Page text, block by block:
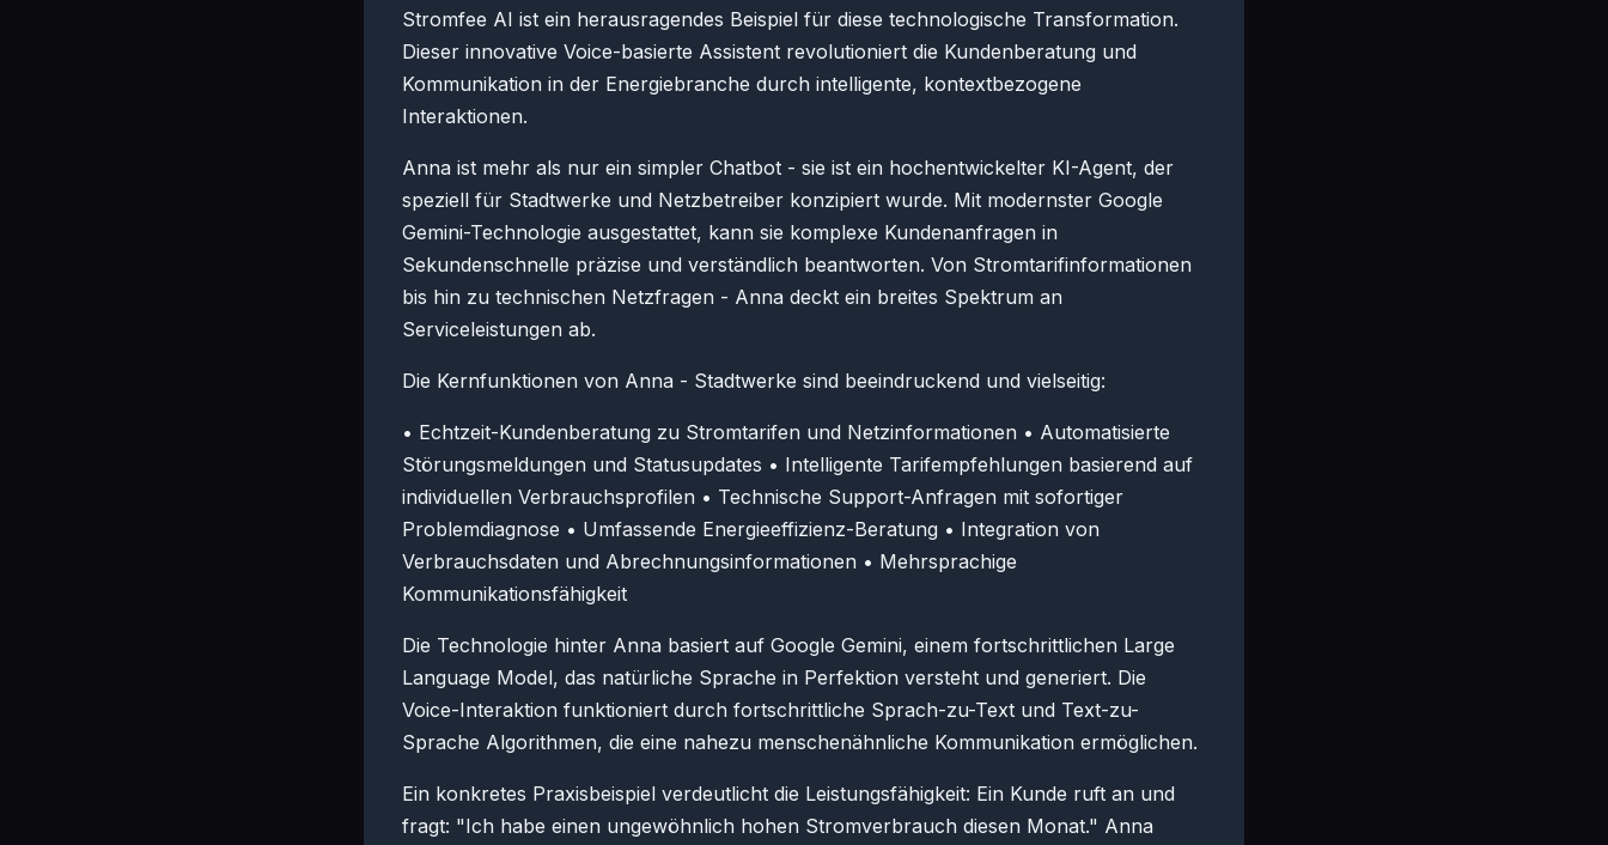
Stromfee AI ist ein herausragendes Beispiel für diese technologische Transformation.
Dieser innovative Voice-basierte Assistent revolutioniert die Kundenberatung und
Kommunikation in der Energiebranche durch intelligente, kontextbezogene
Interaktionen.
Anna ist mehr als nur ein simpler Chatbot - sie ist ein hochentwickelter KI-Agent, der
speziell für Stadtwerke und Netzbetreiber konzipiert wurde. Mit modernster Google
Gemini-Technologie ausgestattet, kann sie komplexe Kundenanfragen in
Sekundenschnelle präzise und verständlich beantworten. Von Stromtarifinformationen
bis hin zu technischen Netzfragen - Anna deckt ein breites Spektrum an
Serviceleistungen ab.
Die Kernfunktionen von Anna - Stadtwerke sind beeindruckend und vielseitig:
• Echtzeit-Kundenberatung zu Stromtarifen und Netzinformationen • Automatisierte
Störungsmeldungen und Statusupdates • Intelligente Tarifempfehlungen basierend auf
individuellen Verbrauchsprofilen • Technische Support-Anfragen mit sofortiger
Problemdiagnose • Umfassende Energieeffizienz-Beratung • Integration von
Verbrauchsdaten und Abrechnungsinformationen • Mehrsprachige
Kommunikationsfähigkeit
Die Technologie hinter Anna basiert auf Google Gemini, einem fortschrittlichen Large
Language Model, das natürliche Sprache in Perfektion versteht und generiert. Die
Voice-Interaktion funktioniert durch fortschrittliche Sprach-zu-Text und Text-zu-
Sprache Algorithmen, die eine nahezu menschenähnliche Kommunikation ermöglichen.
Ein konkretes Praxisbeispiel verdeutlicht die Leistungsfähigkeit: Ein Kunde ruft an und
fragt: "Ich habe einen ungewöhnlich hohen Stromverbrauch diesen Monat." Anna